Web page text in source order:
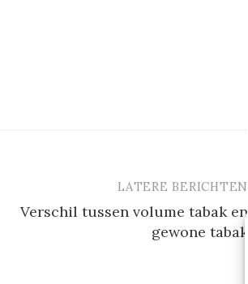
LATERE BERICHTEN
Verschil tussen volume tabak en
gewone tabak